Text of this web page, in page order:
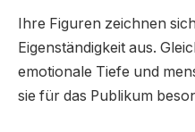
Ihre Figuren zeichnen
Eigenständigkeit aus.
emotionale Tiefe und
sie für das Publikum